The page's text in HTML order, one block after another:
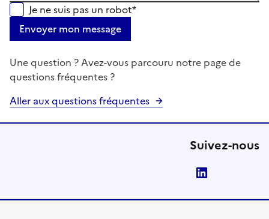
Je ne suis pas un robot*
Envoyer mon message
Une question ? Avez-vous parcouru notre page de
questions fréquentes ?
Aller aux questions fréquentes
Suivez-nous